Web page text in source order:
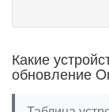
Какие
обновление